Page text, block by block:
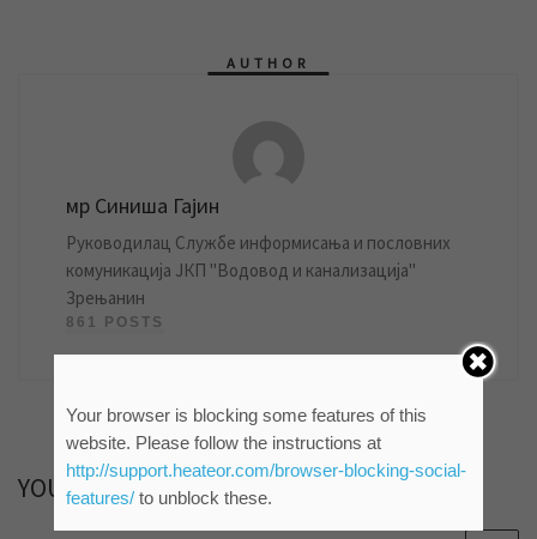
AUTHOR
мр Синиша Гајин
Руководилац Службе информисања и пословних
комуникација ЈКП "Водовод и канализација"
Зрењанин
861 POSTS
YOU MAY ALSO LIKE
Your browser is blocking some features of this
website. Please follow the instructions at
http://support.heateor.com/browser-blocking-social-
features/to unblock these.